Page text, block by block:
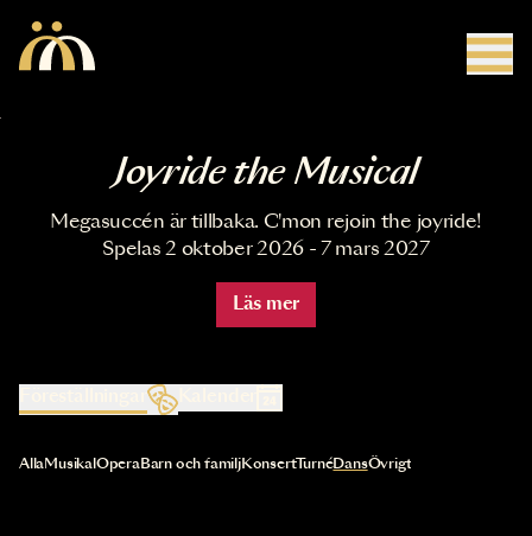
Joyride the Musical
Megasuccén är tillbaka. C'mon rejoin the joyride!
Spelas 2 oktober 2026 - 7 mars 2027
Läs mer
Kalender
Val av kategori uppdaterar innehållet automatiskt
AllaMusikal OperaBarn och familjKonsertTurnéDansÖvrigt